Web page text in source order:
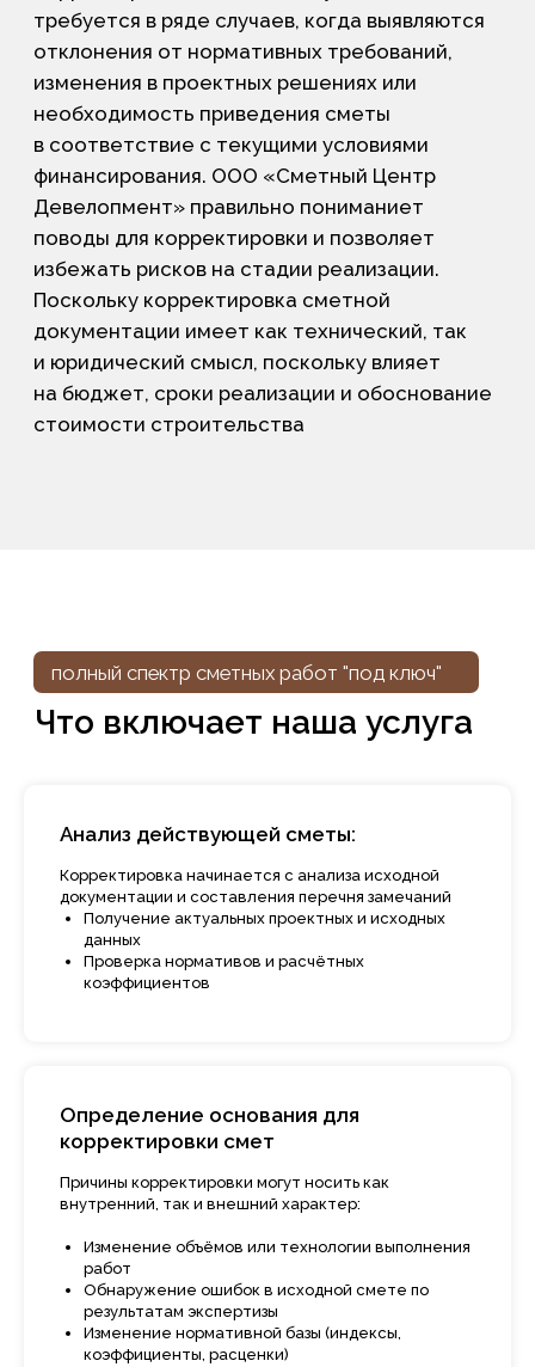
Что включает наша услуга
полный спектр сметных работ "под ключ"
Анализ действующей сметы:
Корректировка начинается с анализа исходной
документации и составления перечня замечаний
Получение актуальных проектных и исходных
данных
Проверка нормативов и расчётных
коэффициентов
Определение основания для
корректировки смет
Причины корректировки могут носить как
внутренний, так и внешний характер:
Изменение объёмов или технологии выполнения
работ
Обнаружение ошибок в исходной смете по
результатам экспертизы
Изменение нормативной базы (индексы,
коэффициенты, расценки)